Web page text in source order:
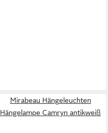
Mirabeau Hängeleuchten
Hängelampe Camryn antikweiß